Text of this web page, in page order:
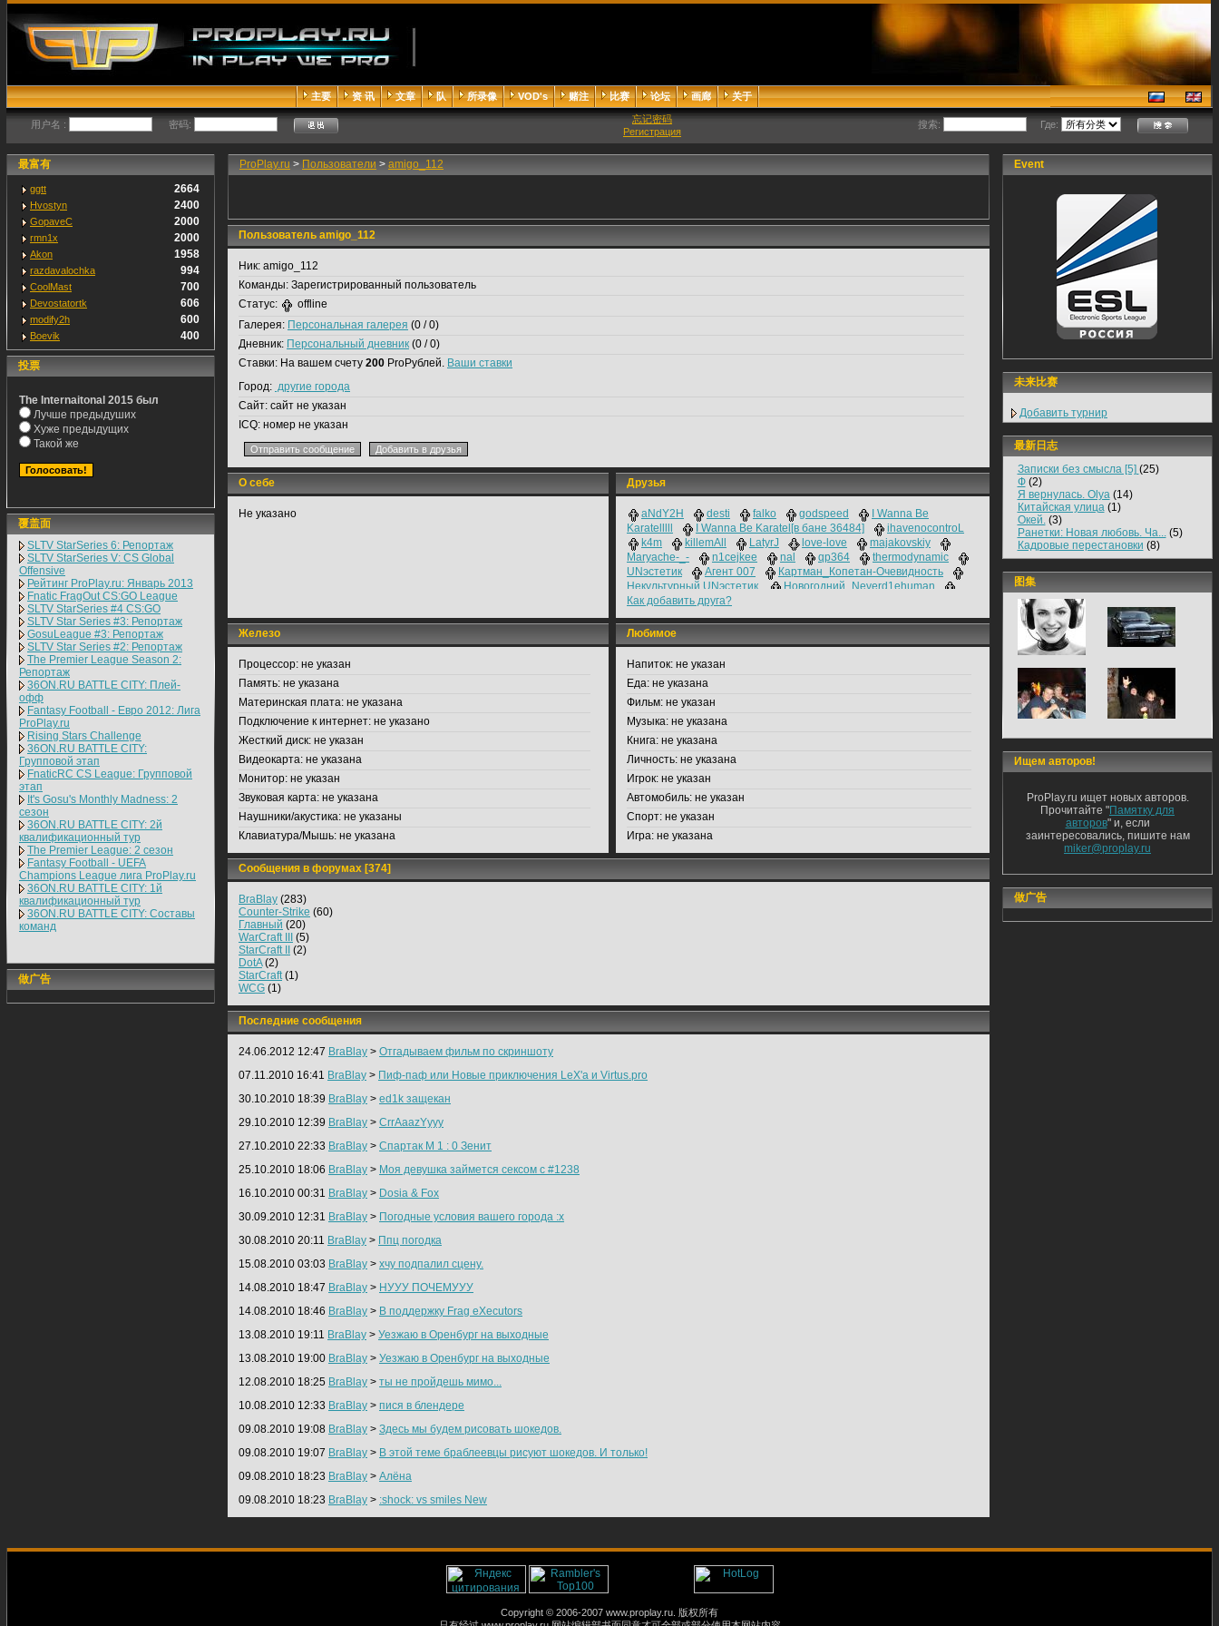
主要 资 讯 文章 队 所录像 VOD's 赌注 比赛 论坛 画廊 关于
用户名 : 密码:
忘记密码
Регистрация
搜索: Где:
最富有
ggtt 2664
Hvostyn 2400
GopaveC 2000
rmn1x 2000
Akon 1958
razdavalochka 994
CoolMast 700
Devostatortk 606
modify2h 600
Boevik 400
投票
The Internaitonal 2015 был
Лучше предыдуших
Хуже предыдущих
Такой же
覆盖面
SLTV StarSeries 6: Репортаж
SLTV StarSeries V: CS Global
Offensive
Рейтинг ProPlay.ru: Январь 2013
Fnatic FragOut CS:GO League
SLTV StarSeries #4 CS:GO
SLTV Star Series #3: Репортаж
GosuLeague #3: Репортаж
SLTV Star Series #2: Репортаж
The Premier League Season 2:
Репортаж
36ON.RU BATTLE CITY: Плей-
офф
Fantasy Football - Евро 2012: Лига
ProPlay.ru
Rising Stars Challenge
36ON.RU BATTLE CITY:
Групповой этап
FnaticRC CS League: Групповой
этап
It's Gosu's Monthly Madness: 2
сезон
36ON.RU BATTLE CITY: 2й
квалификационный тур
The Premier League: 2 cезон
Fantasy Football - UEFA
Champions League лига ProPlay.ru
36ON.RU BATTLE CITY: 1й
квалификационный тур
36ON.RU BATTLE CITY: Составы
команд
做广告
ProPlay.ru > Пользователи > amigo_112
Пользователь amigo_112
Ник: amigo_112
Команды: Зарегистрированный пользователь
Статус:
offline
Галерея: Персональная галерея (0 / 0)
Дневник: Персональный дневник (0 / 0)
Ставки: На вашем счету 200 ProРублей. Ваши ставки
Город: другие города
Сайт: сайт не указан
ICQ: номер не указан
О себе
Не указано
Друзья
aNdY2H desti falko godspeed
I Wanna Be
Karatelllll
I Wanna Be Karatel[в бане 36484]
ihavenocontroL
k4m
killemAll LatyrJ love-love
majakovskiy
Maryache-_-
n1cejkee nal qp364
thermodynamic
UNэстетик
Агент 007
Картман_Копетан-Очевидность
Некультурный UNэстетик.
Новогодний_Neverd1ehumаn
ПОВАРЫ_ОГБЭБ_ояебу
см3ха
яПОС зДЕСЬ
Как добавить друга?
Железо
Процессор: не указан
Память: не указана
Материнская плата: не указана
Подключение к интернет: не указано
Жесткий диск: не указан
Видеокарта: не указана
Монитор: не указан
Звуковая карта: не указана
Наушники/акустика: не указаны
Клавиатура/Мышь: не указана
Любимое
Напиток: не указан
Еда: не указана
Фильм: не указан
Музыка: не указана
Книга: не указана
Личность: не указана
Игрок: не указан
Автомобиль: не указан
Спорт: не указан
Игра: не указана
Сообщения в форумах [374]
BraBlay (283)
Counter-Strike (60)
Главный (20)
WarCraft III
(5)
StarCraft II
(2)
DotA(2)
StarCraft(1)
WCG (1)
Последние сообщения
24.06.2012 12:47 BraBlay > Отгадываем фильм по скриншоту
07.11.2010 16:41 BraBlay > Пиф-паф или Новые приключения LeX'a и Virtus.pro
30.10.2010 18:39 BraBlay > ed1k защекан
29.10.2010 12:39 BraBlay > CrrAaazYyyy
27.10.2010 22:33 BraBlay > Спартак М 1 : 0 Зенит
25.10.2010 18:06 BraBlay > Моя девушка займется сексом с #1238
16.10.2010 00:31 BraBlay > Dosia & Fox
30.09.2010 12:31 BraBlay > Погодные условия вашего города :x
30.08.2010 20:11 BraBlay > Ппц погодка
15.08.2010 03:03 BraBlay > хчу подпалил сцену.
14.08.2010 18:47 BraBlay > НУУУ ПОЧЕМУУУ
14.08.2010 18:46 BraBlay > В поддержку Frag eXecutors
13.08.2010 19:11 BraBlay > Уезжаю в Оренбург на выходные
13.08.2010 19:00 BraBlay > Уезжаю в Оренбург на выходные
12.08.2010 18:25 BraBlay > ты не пройдешь мимо...
10.08.2010 12:33 BraBlay > пися в блендере
09.08.2010 19:08 BraBlay > Здесь мы будем рисовать шокедов.
09.08.2010 19:07 BraBlay > В этой теме браблеевцы рисуют шокедов. И только!
09.08.2010 18:23 BraBlay > Алёна
09.08.2010 18:23 BraBlay > :shock: vs smiles New
Event
未来比赛
Добавить турнир
最新日志
Записки без смысла [5] (25)
Ф(2)
Я вернулась. Olya(14)
Китайская улица(1)
Окей.(3)
Ранетки: Новая любовь. Ча...(5)
Кадровые перестановки (8)
图集
Ищем авторов!
ProPlay.ru ищет новых авторов.
Прочитайте "Памятку для
авторов" и, если
заинтересовались, пишите нам
miker@proplay.ru
做广告
Copyright © 2006-2007 www.proplay.ru. 版权所有